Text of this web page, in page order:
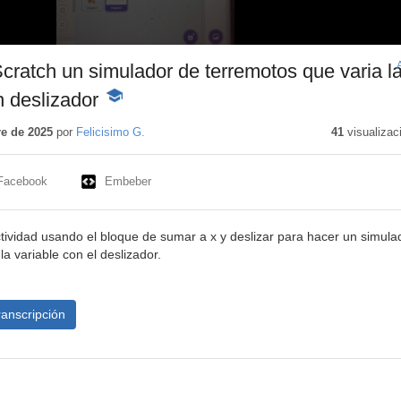
un simulador de terremotos que varia
deslizador -
educativo
de 2025por Felicisimo G. 41
Embeber
usando el bloque de sumar a x y deslizar para hacer un
variable con el deslizador.